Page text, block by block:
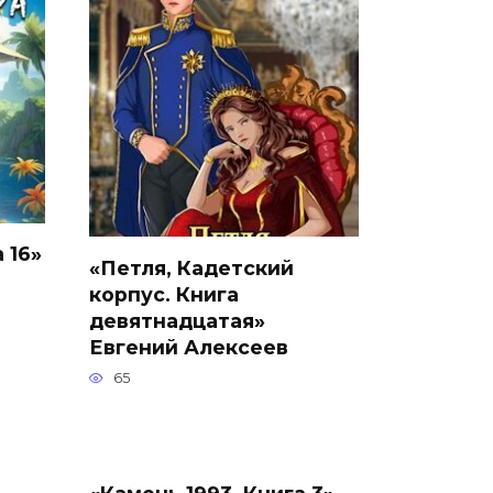
«Петля, Кадетский
корпус. Книга
девятнадцатая»
Евгений Алексеев
65